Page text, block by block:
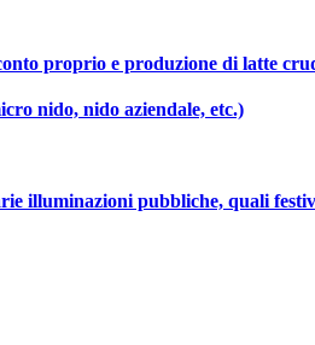
proprio e produzione di latte
nido, nido aziendale, etc.)
illuminazioni pubbliche, quali